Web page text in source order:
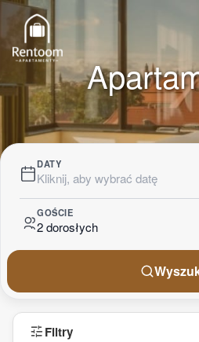
DATY
Kliknij, aby wybrać datę
GOŚCIE
2 dorosłych
tuneFiltry